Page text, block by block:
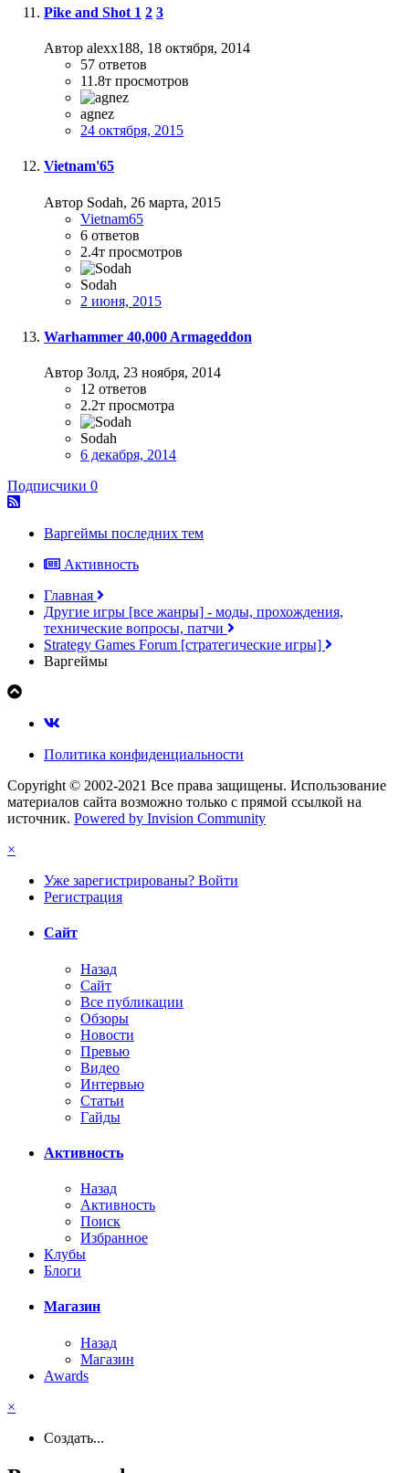
Pike and Shot 1 2 3
Автор alexx188, 18 октября, 2014
57 ответов
11.8т просмотров
agnez
24 октября, 2015
Vietnam'65
Автор Sodah, 26 марта, 2015
Vietnam65
6 ответов
2.4т просмотров
Sodah
2 июня, 2015
Warhammer 40,000 Armageddon
Автор Золд, 23 ноября, 2014
12 ответов
2.2т просмотра
Sodah
6 декабря, 2014
Подписчики 0
Варгеймы последних тем
Активность
Главная
Другие игры [все жанры] - моды, прохождения,
технические вопросы, патчи
Strategy Games Forum [стратегические игры]
Варгеймы
Политика конфиденциальности
Copyright © 2002-2021 Все права защищены. Использование
материалов сайта возможно только с прямой ссылкой на
источник. Powered by Invision Community
×
Уже зарегистрированы? Войти
Регистрация
Сайт
Назад
Сайт
Все публикации
Обзоры
Новости
Превью
Видео
Интервью
Статьи
Гайды
Активность
Назад
Активность
Поиск
Избранное
Клубы
Блоги
Магазин
Назад
Магазин
Awards
×
Создать...